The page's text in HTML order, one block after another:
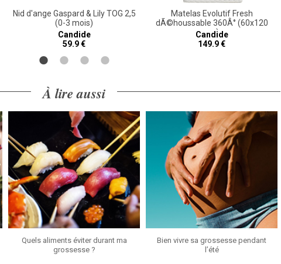
Nid d'ange Gaspard & Lily TOG 2,5
(0-3 mois)
Candide
59.9 €
Matelas Evolutif Fresh
dÃ©houssable 360Â° (60x120
cm)
Candide
149.9 €
À lire aussi
Quels aliments éviter durant ma
grossesse ?
Bien vivre sa grossesse pendant
l’été